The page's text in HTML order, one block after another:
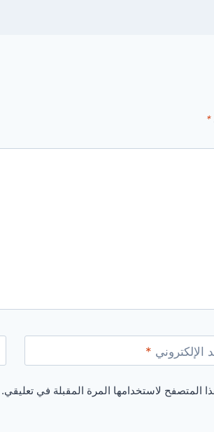
*
الإلكتروني *
المتصفح لاستخدامها المرة المقبلة في تعليقي.